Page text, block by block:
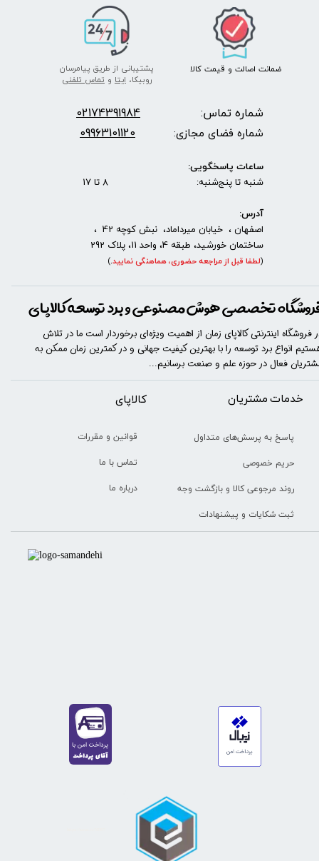
پشتیبانی از طریق پیامرسان
روبیکا، ایتا و تماس تلفنی
ضمانت اصالت و قیمت​​​​​​​ کالا ​​​​​​​
خدمات مشتریان
پاسخ به پرسش‌های متداول
حریم خصوصی
روند مرجوعی کالا و بازگشت وجه
ثبت شکایات و پیشنهادات
​​کالاپای
قوانین و مقررات
تماس با ما
درباره ما
تخصصی هوش مصنوعی و برد توسعه کالاپای
فروشگاه اینترنتی کالاپای زمان از اهمیت ویژه‌ای برخوردار است ما در تلاش
انواع برد توسعه را با​​​ بهترین کیفیت جهانی و در کمترین زمان ممکن به
فعال در حوزه علم و صنعت برسانیم...
شماره تماس: 02174391984
شماره فضای مجازی: 09963101120
ساعات پاسخگویی:
شنبه تا پنج‌شنبه: 8 تا 17
آدرس:
اصفهان ، خیابان میرداماد، نبش کوچه 42 ،
ساختمان خورشید، طبقه 4، واحد 11، پلاک 292
(لطفا قبل از مراجعه حضوری، هماهنگی نمایید.
)